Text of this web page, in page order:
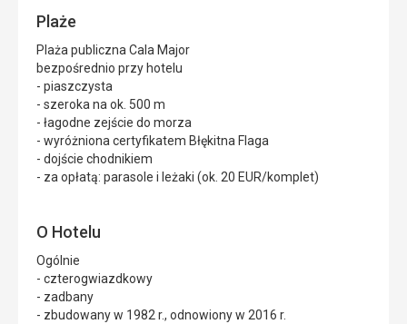
Plaże
Plaża publiczna Cala Major
bezpośrednio przy hotelu
- piaszczysta
- szeroka na ok. 500 m
- łagodne zejście do morza
- wyróżniona certyfikatem Błękitna Flaga
- dojście chodnikiem
- za opłatą: parasole i leżaki (ok. 20 EUR/komplet)
O Hotelu
Ogólnie
- czterogwiazdkowy
- zadbany
- zbudowany w 1982 r., odnowiony w 2016 r.